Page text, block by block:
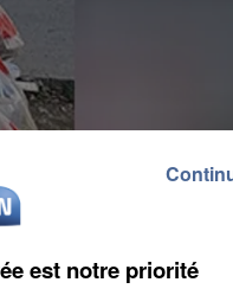
est notre priorité